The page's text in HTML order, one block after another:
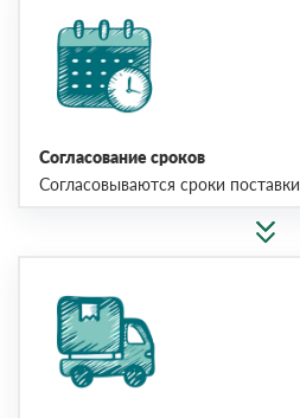
Согласование сроков
Согласовываются сроки поставки